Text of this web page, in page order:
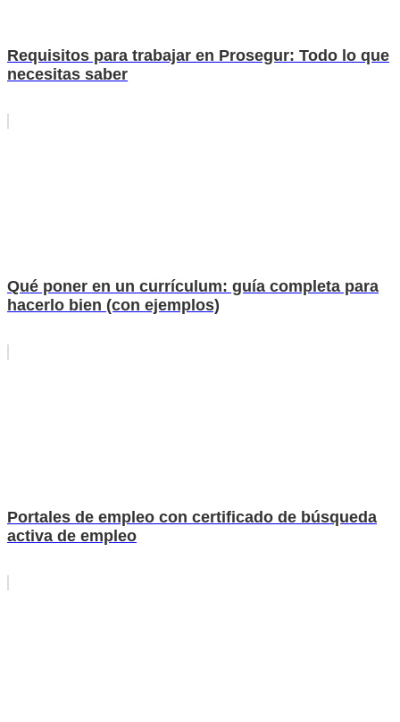
Requisitos para trabajar en Prosegur: Todo lo que
necesitas saber
Qué poner en un currículum: guía completa para
hacerlo bien (con ejemplos)
Portales de empleo con certificado de búsqueda
activa de empleo